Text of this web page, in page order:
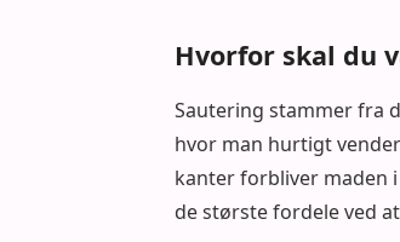
Hvorfor skal du
Sautering stammer fra
hvor man hurtigt
kanter forbliver maden
de største fordele ved